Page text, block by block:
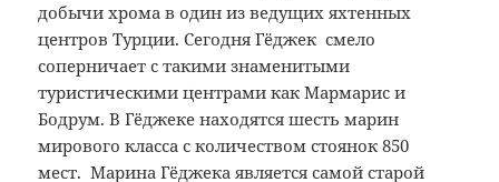
добычи хрома в один из ведущих яхтенных
центров Турции. Сегодня Гёджек смело
соперничает с такими знаменитыми
туристическими центрами как Мармарис и
Бодрум. В Гёджеке находятся шесть марин
мирового класса с количеством стоянок 850
мест. Марина Гёджека является самой старой